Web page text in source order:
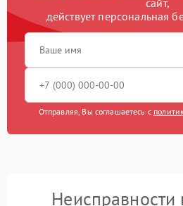
действует персональная
Отправляя, Вы соглашаетесь с
Неисправности